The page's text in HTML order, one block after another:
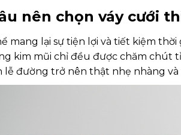
nên chọn váy cưới
mang lại sự tiện lợi và tiết kiệm
kim mũi chỉ đều được chăm chút
lễ đường trở nên thật nhẹ nhàng